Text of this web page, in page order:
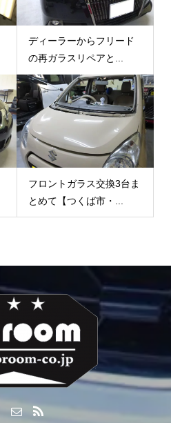
ディーラーからフリード
の再ガラスリペアと...
フロントガラス交換3台ま
とめて【つくば市・...